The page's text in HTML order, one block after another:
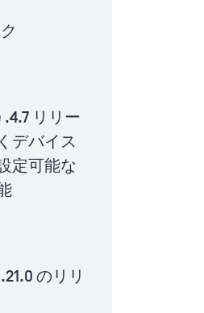
リリー
デバイス
定可能な
のリリ